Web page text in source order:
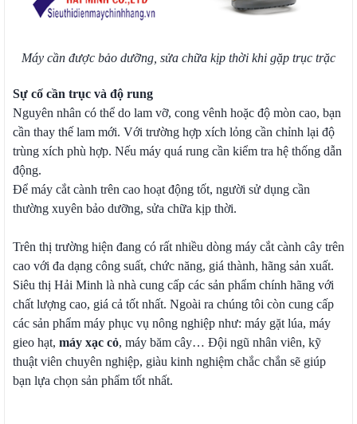
Máy cần được bảo dưỡng, sửa chữa kịp thời khi gặp trục trặc
Sự cố cần trục và độ rung
Nguyên nhân có thể do lam vỡ, cong vênh hoặc độ mòn cao, bạn
cần thay thế lam mới. Với trường hợp xích lỏng cần chỉnh lại độ
trùng xích phù hợp. Nếu máy quá rung cần kiểm tra hệ thống dẫn
động.
Để máy cắt cành trên cao hoạt động tốt, người sử dụng cần
thường xuyên bảo dưỡng, sửa chữa kịp thời.
Trên thị trường hiện đang có rất nhiều dòng máy cắt cành cây trên
cao với đa dạng công suất, chức năng, giá thành, hãng sản xuất.
Siêu thị Hải Minh là nhà cung cấp các sản phẩm chính hãng với
chất lượng cao, giá cả tốt nhất. Ngoài ra chúng tôi còn cung cấp
các sản phẩm máy phục vụ nông nghiệp như: máy gặt lúa, máy
gieo hạt, máy xạc cỏ, máy băm cây… Đội ngũ nhân viên, kỹ
thuật viên chuyên nghiệp, giàu kinh nghiệm chắc chắn sẽ giúp
bạn lựa chọn sản phẩm tốt nhất.